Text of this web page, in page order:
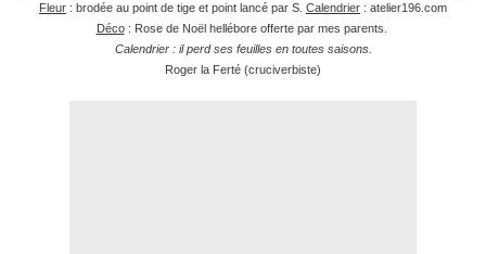
Fleur : brodée au point de tige et point lancé par S. Calendrier : atelier196.com
Déco: Rose de Noël hellébore offerte par mes parents.
Calendrier : il perd ses feuilles en toutes saisons.
Roger la Ferté (cruciverbiste)